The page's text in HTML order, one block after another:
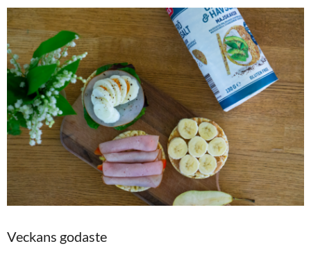
Veckans godaste